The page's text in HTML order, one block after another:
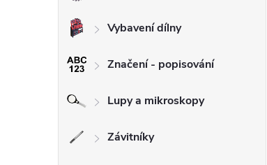
Vybavení dílny
Značení - popisování
Lupy a mikroskopy
Závitníky